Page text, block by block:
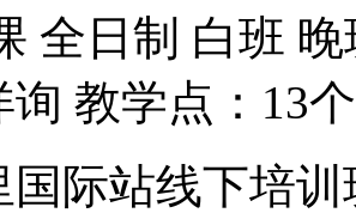
全日制 白班 晚
询 教学点：13个
国际站线下培